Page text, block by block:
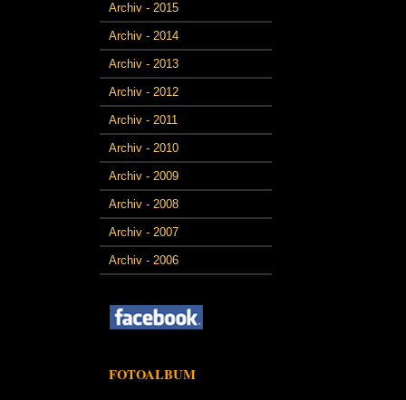
Archiv - 2015
Archiv - 2014
Archiv - 2013
Archiv - 2012
Archiv - 2011
Archiv - 2010
Archiv - 2009
Archiv - 2008
Archiv - 2007
Archiv - 2006
FOTOALBUM